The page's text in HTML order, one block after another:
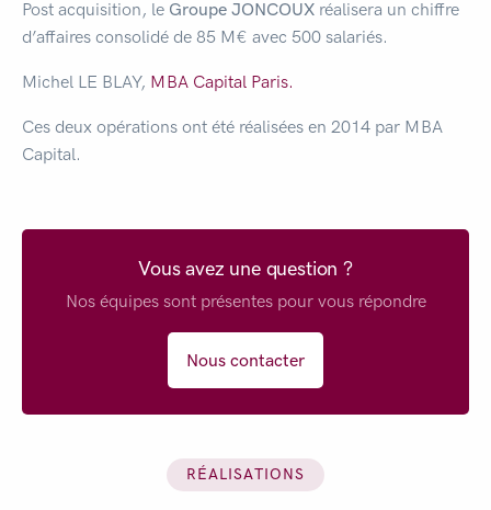
Post acquisition, le Groupe JONCOUX réalisera un chiffre
d’affaires consolidé de 85 M€ avec 500 salariés.
Michel LE BLAY, MBA Capital Paris.
Ces deux opérations ont été réalisées en 2014 par MBA
Capital.
Vous avez une question ?
Nos équipes sont présentes pour vous répondre
Nous contacter
RÉALISATIONS